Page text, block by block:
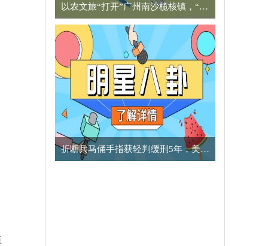
以农文旅“打开”广州南沙榄核镇，“星海故里”别有一番风味
​折断兵马俑手指获轻判缓刑5年，美国男子向中方致歉